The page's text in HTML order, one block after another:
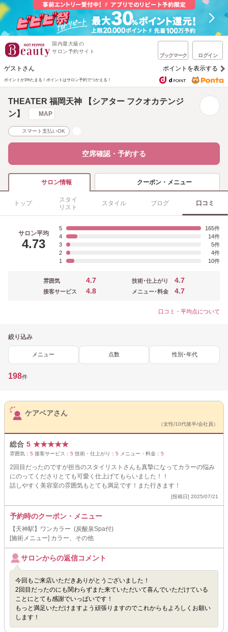
国内最大級の
サロン予約サイト
ブックマーク ログイン
ゲストさん ポイントを表示する
ポイントが1%たまる！ ポイントはサロン予約でつかえる！
THEATER 福岡天神 【シアター フクオカテンジ
ン】
MAP
スマート支払いOK
空席確認・予約する
サロン情報 クーポン・メニュー
トップ
スタイ
リスト
スタイル ブログ 口コミ
サロン平均
4.73
5
165
4
14
3
5
2
4
1
10
雰囲気 4.7
接客サービス 4.8
技術･仕上がり 4.7
メニュー･料金 4.7
口コミ・平均点について
絞り込み
メニュー 点数 性別･年代
198件
サロンPick Up
ケアベアさん
（女性/10代後半/会社員）
総合 5 ★★★★★
雰囲気： 5 接客サービス： 5 技術・仕上がり： 5 メニュー・料金： 5
2回目だったのですが担当のスタイリストさんも真摯になってカラーの悩み
にのってくださりとても可愛く仕上げてもらいました！！
話しやすく美容室の雰囲気もとても満足です！また行きます！
[投稿日] 2025/07/21
予約時のクーポン・メニュー
【天神駅】ワンカラー (炭酸泉Spa付)
[施術メニュー] カラー、その他
サロンからの返信コメント
今回もご来店いただきありがとうございました！
2回目だったのにも関わらずまた来ていただいて喜んでいただけている
ことにとても感謝でいっぱいです！
もっと満足いただけますよう頑張りますのでこれからもよろしくお願い
します！